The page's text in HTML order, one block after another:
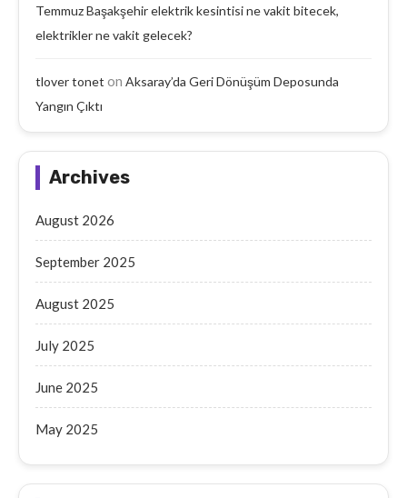
Temmuz Başakşehir elektrik kesintisi ne vakit bitecek,
elektrikler ne vakit gelecek?
tlover tonet on Aksaray’da Geri Dönüşüm Deposunda
Yangın Çıktı
Archives
August 2026
September 2025
August 2025
July 2025
June 2025
May 2025